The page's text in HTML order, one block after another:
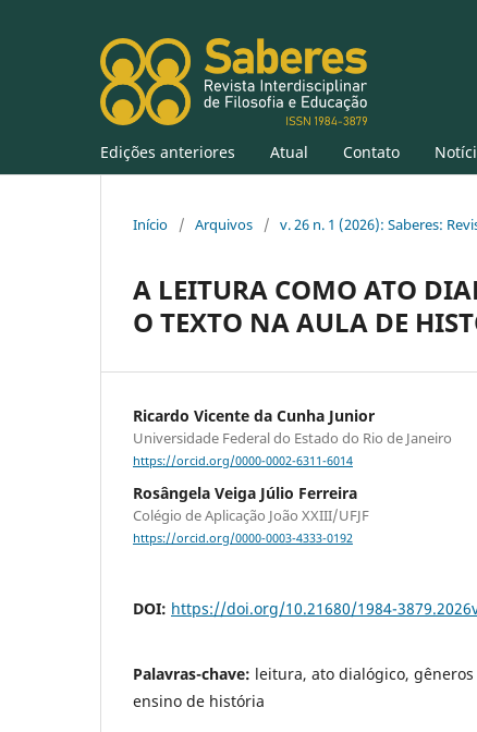
Edições anteriores Atual Contato
Início / Arquivos / v. 26 n. 1 (2026): Saberes:
A LEITURA COMO ATO
O TEXTO NA AULA DE
Ricardo Vicente da Cunha Junior
Universidade Federal do Estado do Rio de Janeiro
https://orcid.org/0000-0002-6311-6014
Rosângela Veiga Júlio Ferreira
Colégio de Aplicação João XXIII/UFJF
https://orcid.org/0000-0003-4333-0192
DOI: https://doi.org/10.21680/1984-
Palavras-chave: leitura, ato dialógico,
ensino de história